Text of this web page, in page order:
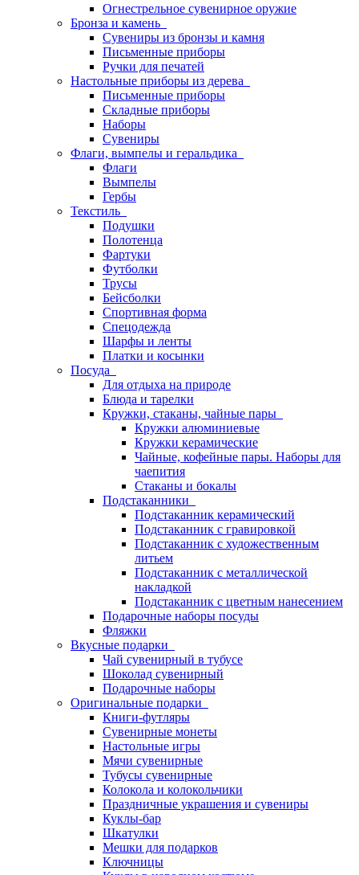
Огнестрельное сувенирное оружие
Бронза и камень
Сувениры из бронзы и камня
Письменные приборы
Ручки для печатей
Настольные приборы из дерева
Письменные приборы
Складные приборы
Наборы
Сувениры
Флаги, вымпелы и геральдика
Флаги
Вымпелы
Гербы
Текстиль
Подушки
Полотенца
Фартуки
Футболки
Трусы
Бейсболки
Спортивная форма
Спецодежда
Шарфы и ленты
Платки и косынки
Посуда
Для отдыха на природе
Блюда и тарелки
Кружки, стаканы, чайные пары
Кружки алюминиевые
Кружки керамические
Чайные, кофейные пары. Наборы для
чаепития
Стаканы и бокалы
Подстаканники
Подстаканник керамический
Подстаканник c гравировкой
Подстаканник с художественным
литьем
Подстаканник с металлической
накладкой
Подстаканник с цветным нанесением
Подарочные наборы посуды
Фляжки
Вкусные подарки
Чай сувенирный в тубусе
Шоколад сувенирный
Подарочные наборы
Оригинальные подарки
Книги-футляры
Сувенирные монеты
Настольные игры
Мячи сувенирные
Тубусы сувенирные
Колокола и колокольчики
Праздничные украшения и сувениры
Куклы-бар
Шкатулки
Мешки для подарков
Ключницы